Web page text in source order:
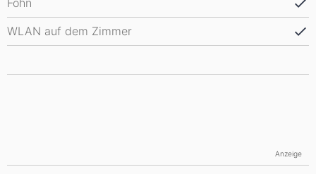
Föhn
WLAN auf dem Zimmer
Anzeige